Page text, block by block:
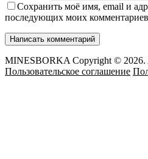
Сохранить моё имя, email и
последующих моих
MINESBORKA Copyright © 2026.
Пользовательское соглашение